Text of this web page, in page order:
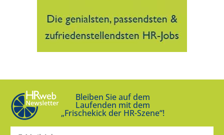
Bleiben Sie auf dem
Laufenden mit dem
„Frischekick der HR-Szene“!